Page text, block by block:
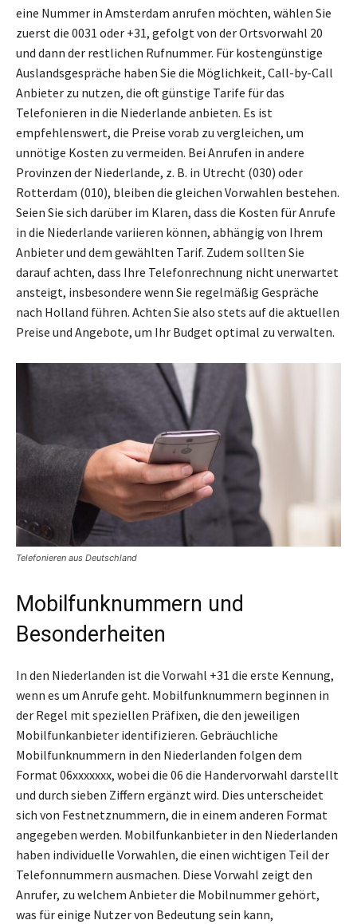
eine Nummer in Amsterdam anrufen möchten, wählen Sie
zuerst die 0031 oder +31, gefolgt von der Ortsvorwahl 20
und dann der restlichen Rufnummer. Für kostengünstige
Auslandsgespräche haben Sie die Möglichkeit, Call-by-Call
Anbieter zu nutzen, die oft günstige Tarife für das
Telefonieren in die Niederlande anbieten. Es ist
empfehlenswert, die Preise vorab zu vergleichen, um
unnötige Kosten zu vermeiden. Bei Anrufen in andere
Provinzen der Niederlande, z. B. in Utrecht (030) oder
Rotterdam (010), bleiben die gleichen Vorwahlen bestehen.
Seien Sie sich darüber im Klaren, dass die Kosten für Anrufe
in die Niederlande variieren können, abhängig von Ihrem
Anbieter und dem gewählten Tarif. Zudem sollten Sie
darauf achten, dass Ihre Telefonrechnung nicht unerwartet
ansteigt, insbesondere wenn Sie regelmäßig Gespräche
nach Holland führen. Achten Sie also stets auf die aktuellen
Preise und Angebote, um Ihr Budget optimal zu verwalten.
Telefonieren aus Deutschland
Mobilfunknummern und
Besonderheiten
In den Niederlanden ist die Vorwahl +31 die erste Kennung,
wenn es um Anrufe geht. Mobilfunknummern beginnen in
der Regel mit speziellen Präfixen, die den jeweiligen
Mobilfunkanbieter identifizieren. Gebräuchliche
Mobilfunknummern in den Niederlanden folgen dem
Format 06xxxxxxx, wobei die 06 die Handervorwahl darstellt
und durch sieben Ziffern ergänzt wird. Dies unterscheidet
sich von Festnetznummern, die in einem anderen Format
angegeben werden. Mobilfunkanbieter in den Niederlanden
haben individuelle Vorwahlen, die einen wichtigen Teil der
Telefonnummern ausmachen. Diese Vorwahl zeigt den
Anrufer, zu welchem Anbieter die Mobilnummer gehört,
was für einige Nutzer von Bedeutung sein kann,